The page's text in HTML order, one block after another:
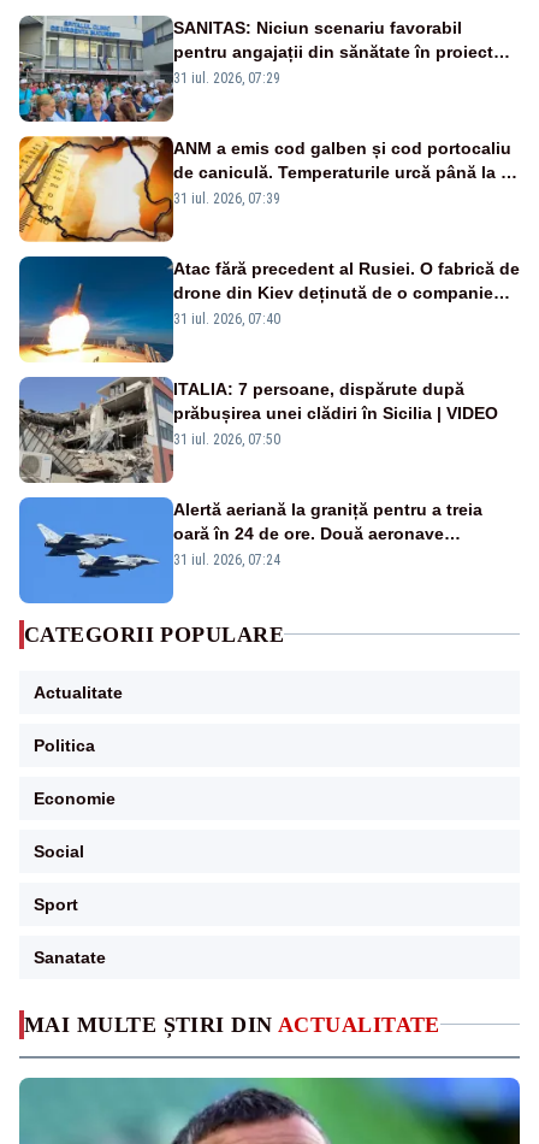
MAI MULTE ȘTIRI DIN ACTUALITATE
SANITAS: Niciun scenariu favorabil
pentru angajații din sănătate în proiectul
Legii salarizării
31 iul. 2026, 07:29
ANM a emis cod galben și cod portocaliu
de caniculă. Temperaturile urcă până la 38
de grade, iar nopțile devin tropicale
31 iul. 2026, 07:39
Atac fără precedent al Rusiei. O fabrică de
drone din Kiev deținută de o companie
americană, distrusă de o rachetă
31 iul. 2026, 07:40
ITALIA: 7 persoane, dispărute după
prăbușirea unei clădiri în Sicilia | VIDEO
31 iul. 2026, 07:50
Alertă aeriană la graniță pentru a treia
oară în 24 de ore. Două aeronave
Eurofighter britanice au fost ridicate de la
31 iul. 2026, 07:24
CATEGORII POPULARE
Actualitate
Politica
Economie
Social
Sport
Sanatate